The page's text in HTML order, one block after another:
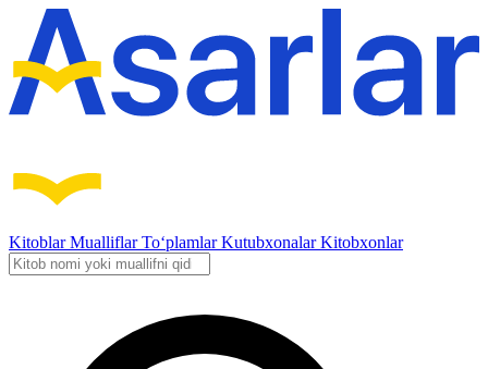
KitoblarMualliflarTo‘plamlarKutubxonalarKitobxonlar